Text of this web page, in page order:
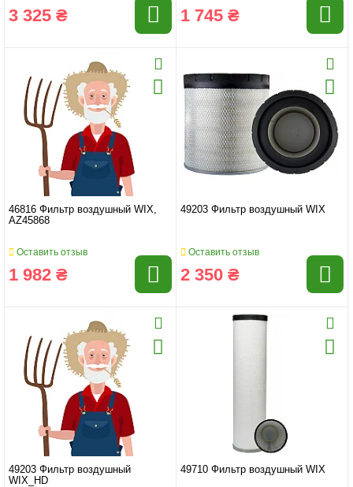
3 325 ₴ 1 745 ₴
46816 Фильтр воздушный WIX,
AZ45868
Оставить отзыв
1 982 ₴
49203 Фильтр воздушный WIX
Оставить отзыв
2 350 ₴
49203 Фильтр воздушный
WIX_HD
49710 Фильтр воздушный WIX